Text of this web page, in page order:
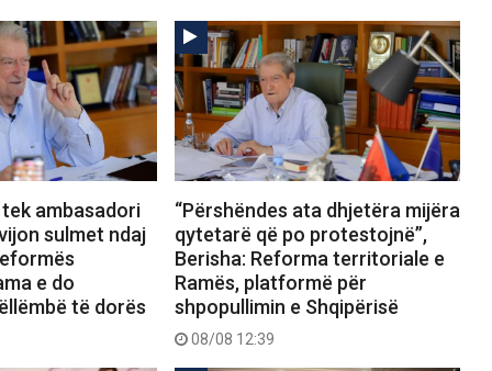
ambasadori
sulmet ndaj
e do
të dorës
“Përshëndes ata dhjetëra mijëra
qytetarë që po protestojnë”,
Berisha: Reforma territoriale e
Ramës, platformë për
shpopullimin e Shqipërisë
08/08 12:39